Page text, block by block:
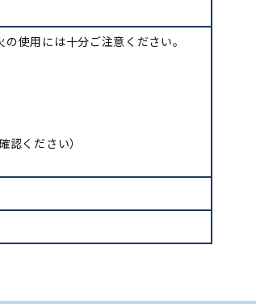
使用には十分ご注意ください。
認ください）